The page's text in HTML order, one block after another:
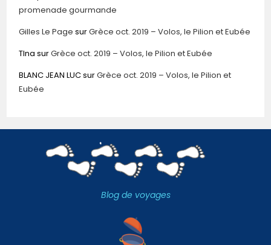
promenade gourmande
Gilles Le Page surGrèce oct. 2019 – Volos, le Pilion et Eubée
TIna surGrèce oct. 2019 – Volos, le Pilion et Eubée
BLANC JEAN LUCsurGrèce oct. 2019 – Volos, le Pilion et
Eubée
Blog de voyages